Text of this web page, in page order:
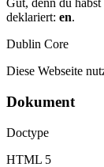
Gut, denn du
deklariert: en.
Dublin Core
Diese Webseite
Dokument
Doctype
HTML 5